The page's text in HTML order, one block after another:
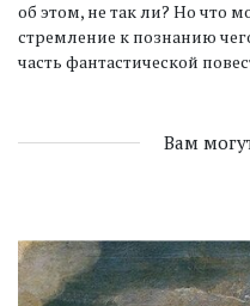
об этом, не так ли? Но что
стремление к познанию
часть фантастической
Вам